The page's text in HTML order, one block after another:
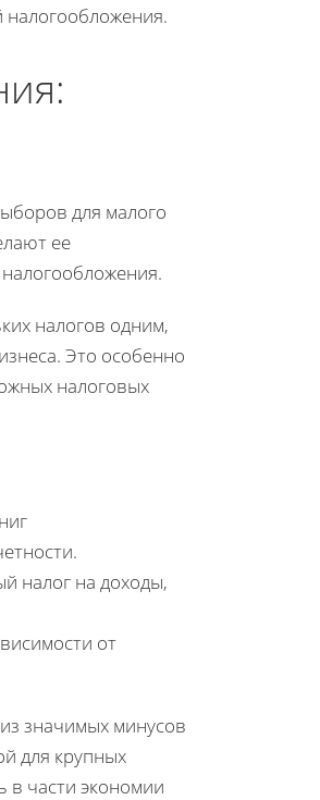
для малого
ее
налогов одним,
Это особенно
налоговых
налог на доходы,
от
значимых минусов
для крупных
в части экономии